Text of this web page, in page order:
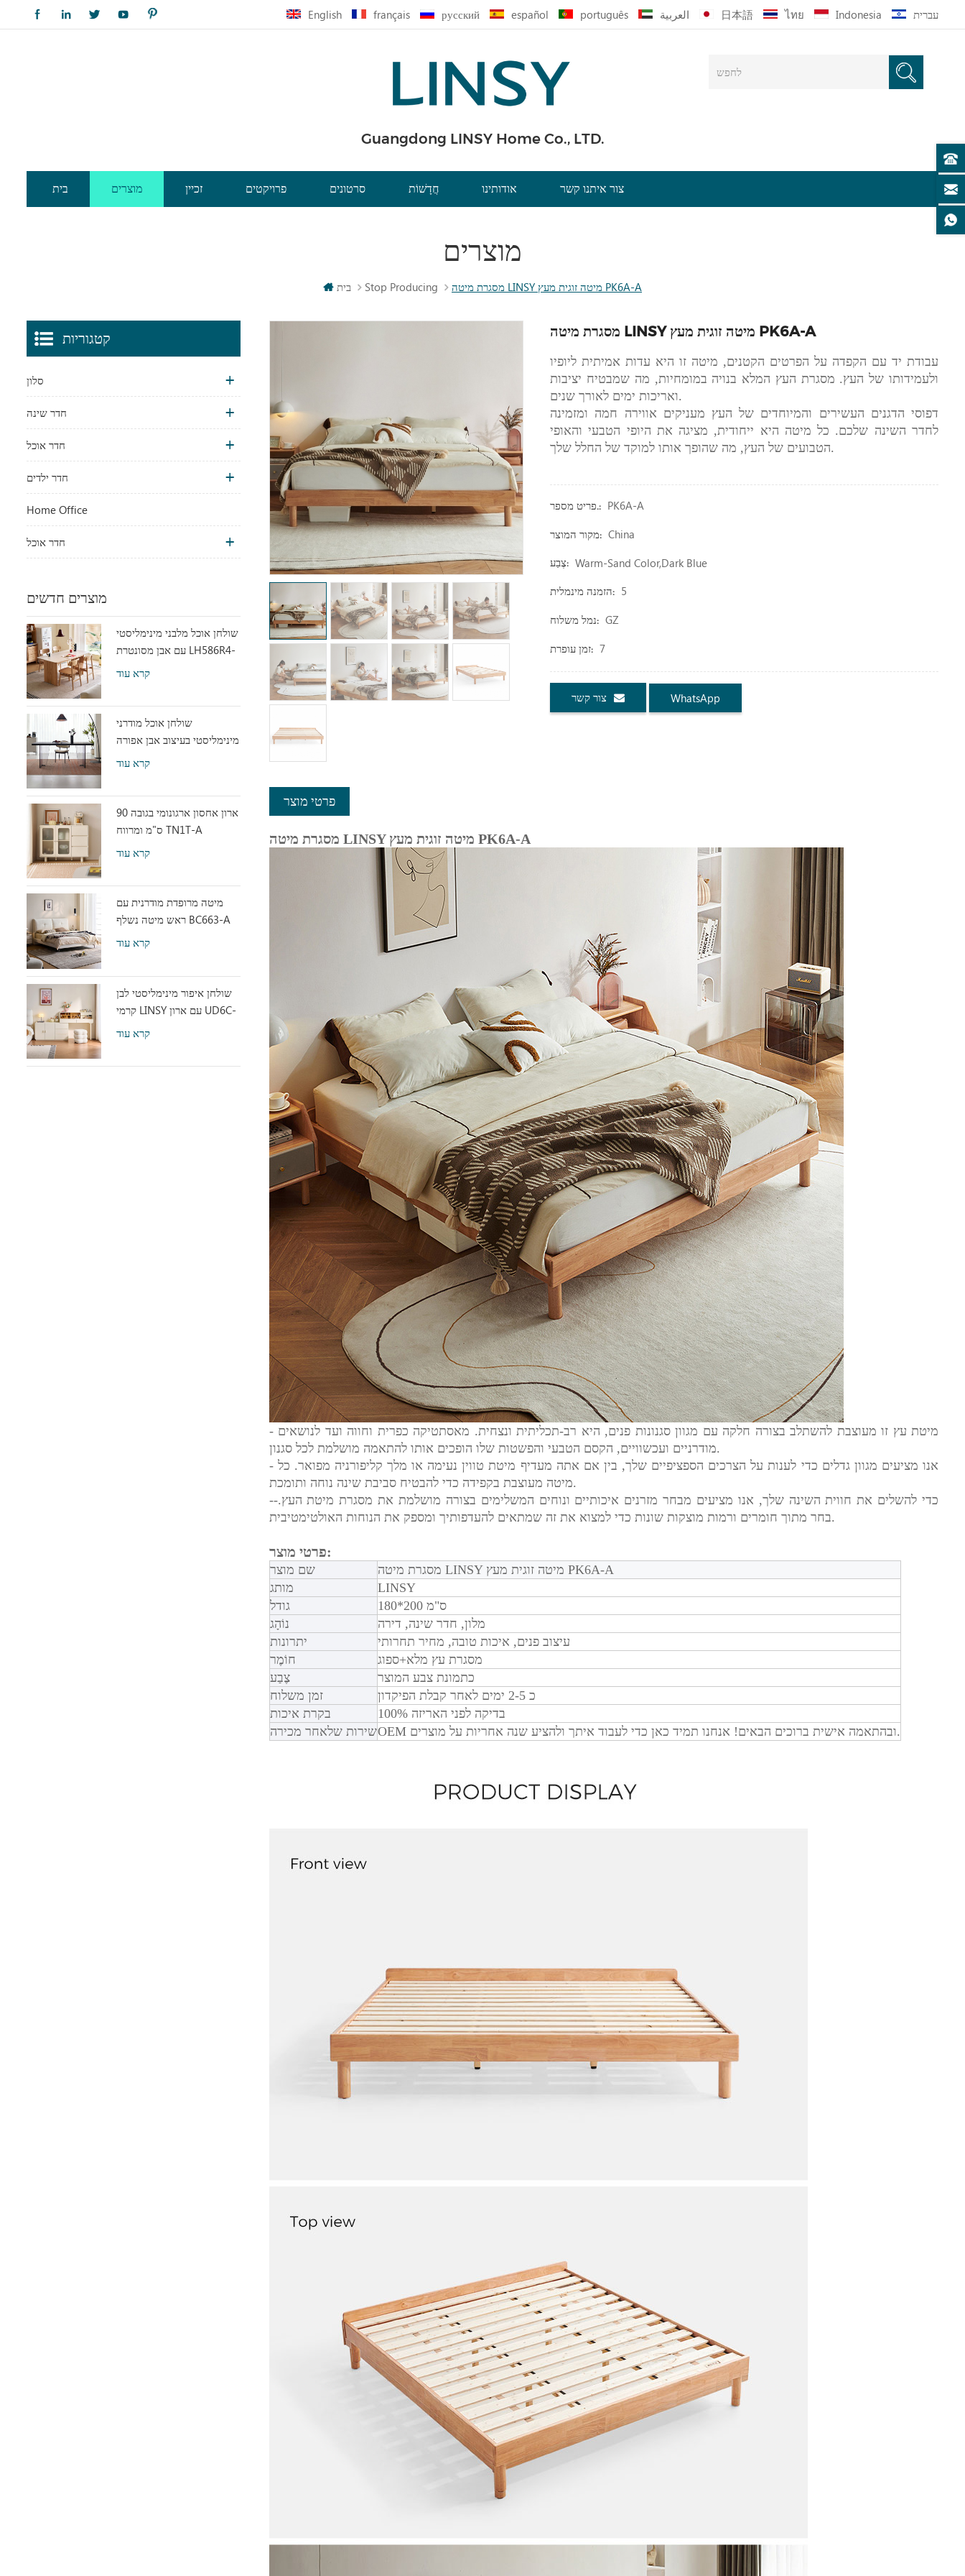
English français русский español português العربية 日本語 ไทย Indonesia עברית
Guangdong LINSY Home Co., LTD.
בית מוצרים זכיין פרויקטים סרטונים חֲדָשׁוֹת אודותינו צור איתנו קשר
מוצרים
בית Stop Producing מסגרת מיטה LINSY מיטה זוגית מעץ PK6A-A
מסגרת מיטה LINSY מיטה זוגית מעץ PK6A-A
עבודת יד עם הקפדה על הפרטים הקטנים, מיטה זו היא עדות אמיתית ליופיו
ולעמידותו של העץ. מסגרת העץ המלא בנויה במומחיות, מה שמבטיח יציבות
ואריכות ימים לאורך שנים.
דפוסי הדגנים העשירים והמיוחדים של העץ מעניקים אווירה חמה ומזמינה
לחדר השינה שלכם. כל מיטה היא ייחודית, מציגה את היופי הטבעי והאופי
הטבועים של העץ, מה שהופך אותו למוקד של החלל שלך.
פריט מספר.: PK6A-A
מקור המוצר: China
צֶבַע: Warm-Sand Color,dark Blue
הזמנה מינמלית: 5
נמל משלוח: GZ
זמן עופרת: 7
צור קשר WhatsApp
פרטי מוצר
מסגרת מיטה LINSY מיטה זוגית מעץ PK6A-A
- מיטת עץ זו מעוצבת להשתלב בצורה חלקה עם מגוון סגנונות פנים, היא רב-תכליתית ונצחית. מאסתטיקה כפרית וחווה ועד לנושאים
מודרניים ועכשוויים, הקסם הטבעי והפשטות שלו הופכים אותו להתאמה מושלמת לכל סגנון.
- אנו מציעים מגוון גדלים כדי לענות על הצרכים הספציפיים שלך, בין אם אתה מעדיף מיטת טווין נעימה או מלך קליפורניה מפואר. כל
מיטה מעוצבת בקפידה כדי להבטיח סביבת שינה נוחה ותומכת.
--כדי להשלים את חווית השינה שלך, אנו מציעים מבחר מזרנים איכותיים ונוחים המשלימים בצורה מושלמת את מסגרת מיטת העץ.
בחר מתוך חומרים ורמות מוצקות שונות כדי למצוא את זה שמתאים להעדפותיך ומספק את הנוחות האולטימטיבית.
פרטי מוצר:
שם מוצר
מסגרת מיטה LINSY מיטה זוגית מעץ PK6A-A
מותג
LINSY
גודל
180*200 ס"מ
נוֹהָג
מלון, חדר שינה, דירה
יתרונות
עיצוב פנים, איכות טובה, מחיר תחרותי
חוֹמֶר
מסגרת עץ מלא+ספוג
צֶבַע
כתמונת צבע המוצר
זמן משלוח
כ 2-5 ימים לאחר קבלת הפיקדון
בקרת איכות
100% בדיקה לפני האריזה
שירות שלאחר מכירה
OEM ובהתאמה אישית ברוכים הבאים! אנחנו תמיד כאן כדי לעבוד איתך ולהציע שנה אחריות על מוצרים.
קטגוריות
סלון
חדר שינה
חדר אוכל
חדר ילדים
Home Office
חדר אוכל
מוצרים חדשים
שולחן אוכל מלבני מינימליסטי
עם אבן מסונטרת LH586R4-
C
קרא עוד
שולחן אוכל מודרני
מינימליסטי בעיצוב אבן אפורה
קרא עוד
ארון אחסון ארגונומי בגובה 90
ס"מ ומרווח TN1T-A
קרא עוד
מיטה מרופדת מודרנית עם
ראש מיטה נשלף BC663-A
קרא עוד
שולחן איפור מינימליסטי לבן
קרמי LINSY עם ארון UD6C-
קרא עוד